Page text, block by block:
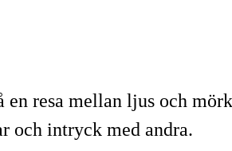
resa mellan ljus och
och intryck med andra.